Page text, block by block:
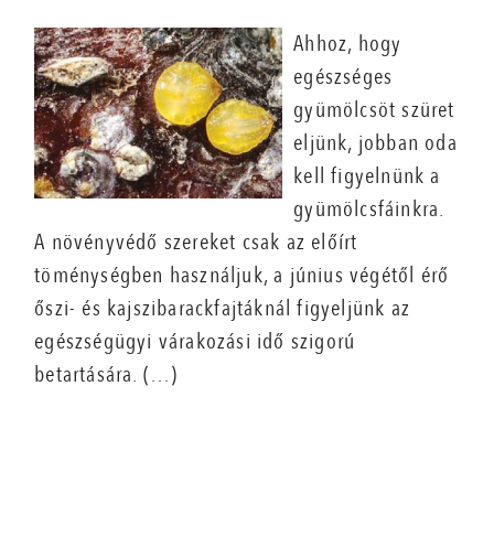
Ahhoz, hogy
egészséges
gyümölcsöt szüret
eljünk, jobban oda
kell figyelnünk a
gyümölcsfáinkra.
A növényvédő szereket csak az előírt
töménységben használjuk, a június végétől érő
őszi- és kajszibarackfajtáknál figyeljünk az
egészségügyi várakozási idő szigorú
betartására. (…)